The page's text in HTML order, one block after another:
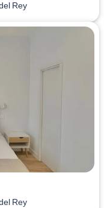
Rey
Rey